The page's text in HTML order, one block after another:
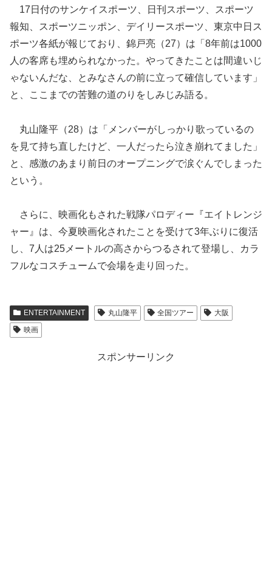
17日付のサンケイスポーツ、日刊スポーツ、スポーツ
報知、スポーツニッポン、デイリースポーツ、東京中日ス
ポーツ各紙が報じており、錦戸亮（27）は「8年前は1000
人の客席も埋められなかった。やってきたことは間違いじ
ゃないんだな、とみなさんの前に立って確信しています」
と、ここまでの苦難の道のりをしみじみ語る。
丸山隆平（28）は「メンバーがしっかり歌っているの
を見て持ち直したけど、一人だったら泣き崩れてました」
と、感激のあまり前日のオープニングで涙ぐんでしまった
という。
さらに、映画化もされた戦隊パロディー『エイトレンジ
ャー』は、今夏映画化されたことを受けて3年ぶりに復活
し、7人は25メートルの高さからつるされて登場し、カラ
フルなコスチュームで会場を走り回った。
ENTERTAINMENT 丸山隆平 全国ツアー
大阪
映画
スポンサーリンク